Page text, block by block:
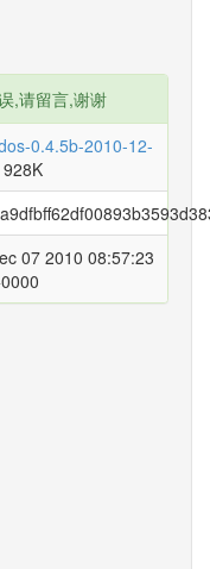
,请留言,谢谢
0.4.5b-2010-12-
928K
07 2010 08:57:23